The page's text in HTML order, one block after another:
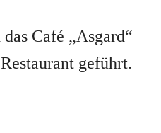
Café „Asgard“
geführt.